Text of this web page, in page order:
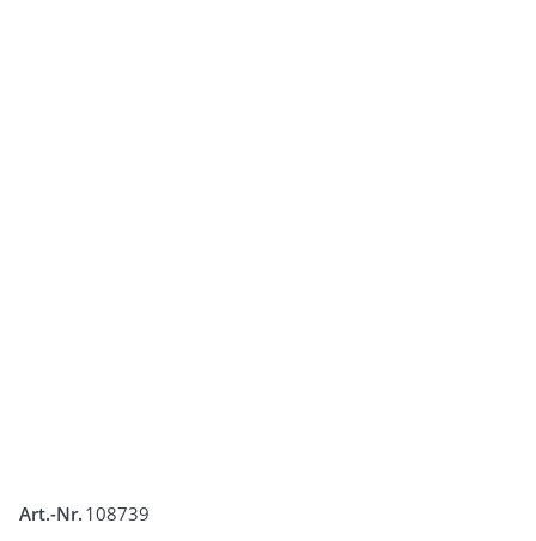
Art.-Nr. 108739